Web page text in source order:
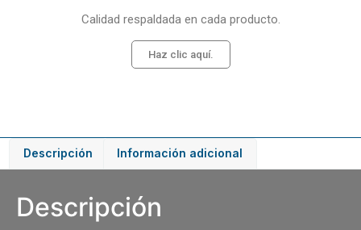
Calidad respaldada en cada producto.
Haz clic aquí.
Descripción Información adicional
Descripción